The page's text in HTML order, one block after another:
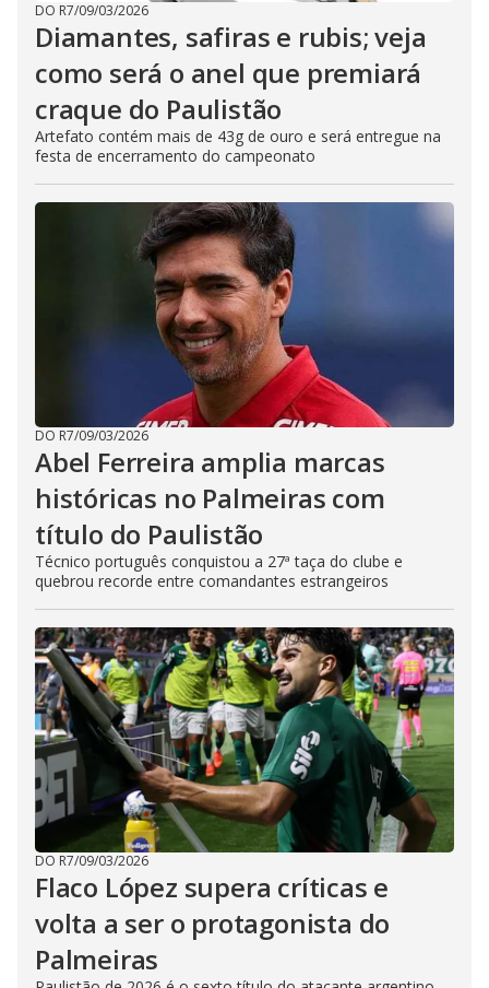
DO R7/09/03/2026
Diamantes, safiras e rubis; veja
como será o anel que premiará
craque do Paulistão
Artefato contém mais de 43g de ouro e será entregue na
festa de encerramento do campeonato
DO R7/09/03/2026
Abel Ferreira amplia marcas
históricas no Palmeiras com
título do Paulistão
Técnico português conquistou a 27ª taça do clube e
quebrou recorde entre comandantes estrangeiros
DO R7/09/03/2026
Flaco López supera críticas e
volta a ser o protagonista do
Palmeiras